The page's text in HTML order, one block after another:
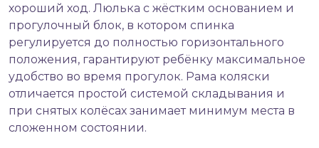
хороший ход. Люлька с жёстким основанием и
прогулочный блок, в котором спинка
регулируется до полностью горизонтального
положения, гарантируют ребёнку максимальное
удобство во время прогулок. Рама коляски
отличается простой системой складывания и
при снятых колёсах занимает минимум места в
сложенном состоянии.